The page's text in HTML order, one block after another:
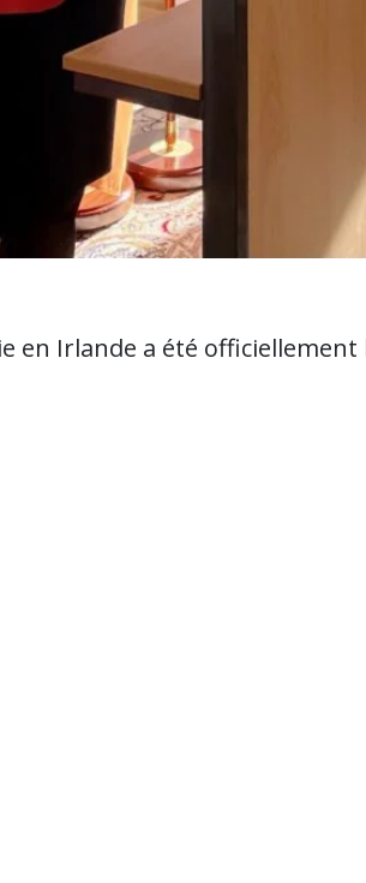
en Irlande a été officiellement